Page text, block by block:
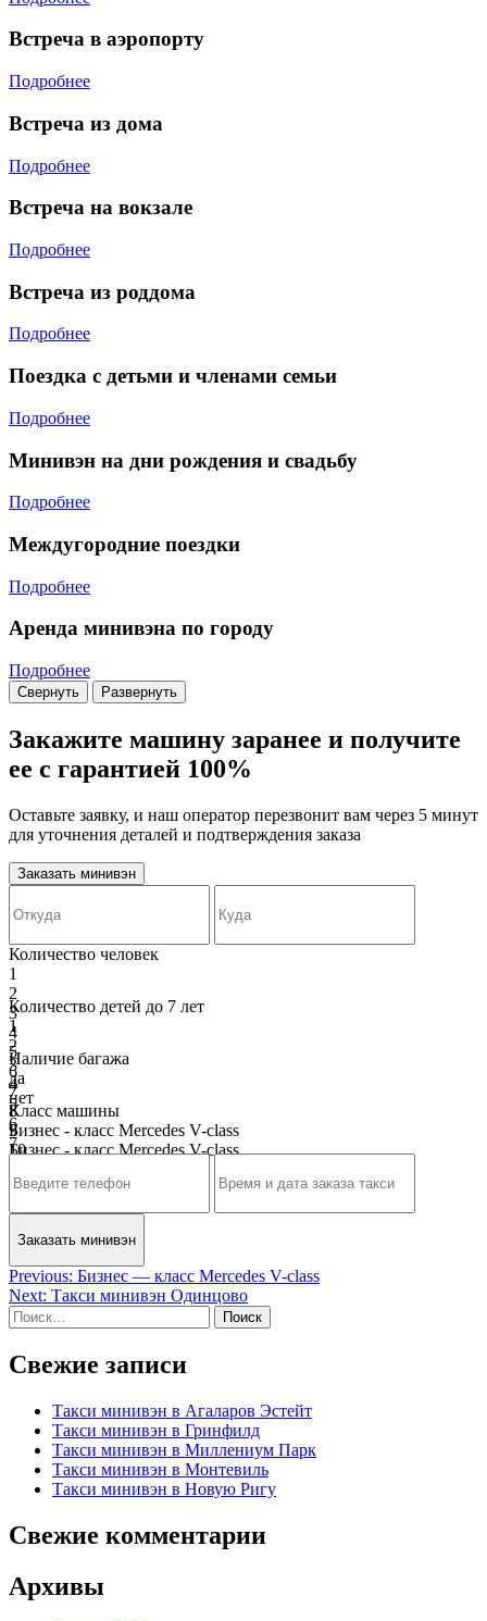
Встреча в аэропорту
Подробнее
Встреча из дома
Подробнее
Встреча на вокзале
Подробнее
Встреча из роддома
Подробнее
Поездка с детьми и членами семьи
Подробнее
Минивэн на дни рождения и свадьбу
Подробнее
Междугородние поездки
Подробнее
Аренда минивэна по городу
Подробнее
Свернуть Развернуть
Закажите машину заранее и получите
ее с гарантией 100%
Оставьте заявку, и наш оператор перезвонит вам через 5 минут
для уточнения деталей и подтверждения заказа
Заказать минивэн
Количество человек
1
2
3
4
5
6
7
8
9
10
Количество детей до 7 лет
1
2
3
4
5
6
7
9
Наличие багажа
да
нет
Класс машины
Бизнес - класс Mercedes V-class
Бизнес - класс Mercedes V-class
Навигация
по
записям
Previous: Бизнес — класс Mercedes V-class
Next: Такси минивэн Одинцово
Найти:
Свежие записи
Такси минивэн в Агаларов Эстейт
Такси минивэн в Гринфилд
Такси минивэн в Миллениум Парк
Такси минивэн в Монтевиль
Такси минивэн в Новую Ригу
Свежие комментарии
Архивы